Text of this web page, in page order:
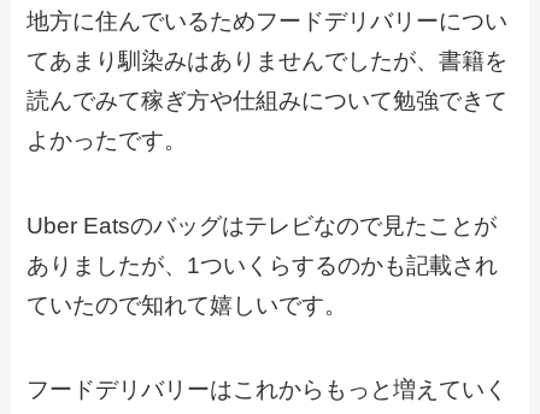
地方に住んでいるためフードデリバリーについ
てあまり馴染みはありませんでしたが、書籍を
読んでみて稼ぎ方や仕組みについて勉強できて
よかったです。
Uber Eatsのバッグはテレビなので見たことが
ありましたが、1ついくらするのかも記載され
ていたので知れて嬉しいです。
フードデリバリーはこれからもっと増えていく